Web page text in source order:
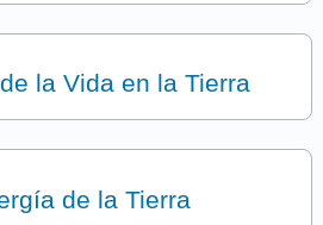
la Vida en la Tierra
de la Tierra